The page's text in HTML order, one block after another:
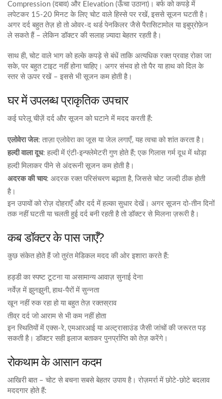
Compression (दबाव) और Elevation (ऊँचा उठाना)। बर्फ को कपड़े में
लपेटकर 15‑20 मिनट के लिए चोट वाले हिस्से पर रखें, इससे सूजन घटती है।
अगर दर्द बहुत तेज़ हो तो ओवर‑द थर्ड पेनकिलर जैसे पैरासिटामोल या इबुप्रोफ़ेन
ले सकते हैं – लेकिन डॉक्टर की सलाह ज़्यादा बेहतर रहती है।
साथ ही, चोट वाले भाग को हल्के कपड़े से बंधें ताकि अत्यधिक रक्त प्रवाह रोका जा
सके, पर बहुत टाइट नहीं होना चाहिए। अगर संभव हो तो पैर या हाथ को दिल के
स्तर से ऊपर रखें – इससे भी सूजन कम होती है।
घर में उपलब्ध प्राकृतिक उपचार
कई घरेलू चीज़ें दर्द और सूजन को घटाने में मदद करती हैं:
एलोवेरा जेल: ताज़ा एलोवेरा का जूस या जेल लगाएँ, यह त्वचा को शांत करता है।
हल्दी वाला दूध: हल्दी में एंटी‑इन्फ्लेमेटरी गुण होते हैं; एक गिलास गर्म दूध में थोड़ा
हल्दी मिलाकर पीने से अंदरूनी सूजन कम होती है।
अदरक की चाय: अदरक रक्त परिसंचरण बढ़ाता है, जिससे चोट जल्दी ठीक होती
है।
इन उपायों को रोज़ दोहराएँ और दर्द में हल्का सुधार देखें। अगर सूजन दो‑तीन दिनों
तक नहीं घटती या चलती हुई दर्द बनी रहती है तो डॉक्टर से मिलना ज़रूरी है।
कब डॉक्टर के पास जाएँ?
कुछ संकेत होते हैं जो तुरंत मेडिकल मदद की ओर इशारा करते हैं:
हड्डी का स्पष्ट टूटना या असामान्य आवाज़ सुनाई देना
नर्वेज़ में झुनझुनी, हाथ‑पैरों में सुन्नता
खून नहीं रुक रहा हो या बहुत तेज़ रक्तस्राव
तीव्र दर्द जो आराम से भी कम नहीं होता
इन स्थितियों में एक्स‑रे, एमआरआई या अल्ट्रासाउंड जैसी जांचों की जरूरत पड़
सकती है। डॉक्टर सही इलाज बताकर पुनर्प्राप्ति को तेज़ करेंगे।
रोकथाम के आसान कदम
आखिरी बात – चोट से बचना सबसे बेहतर उपाय है। रोज़मर्रा में छोटे‑छोटे बदलाव
मददगार होते हैं: